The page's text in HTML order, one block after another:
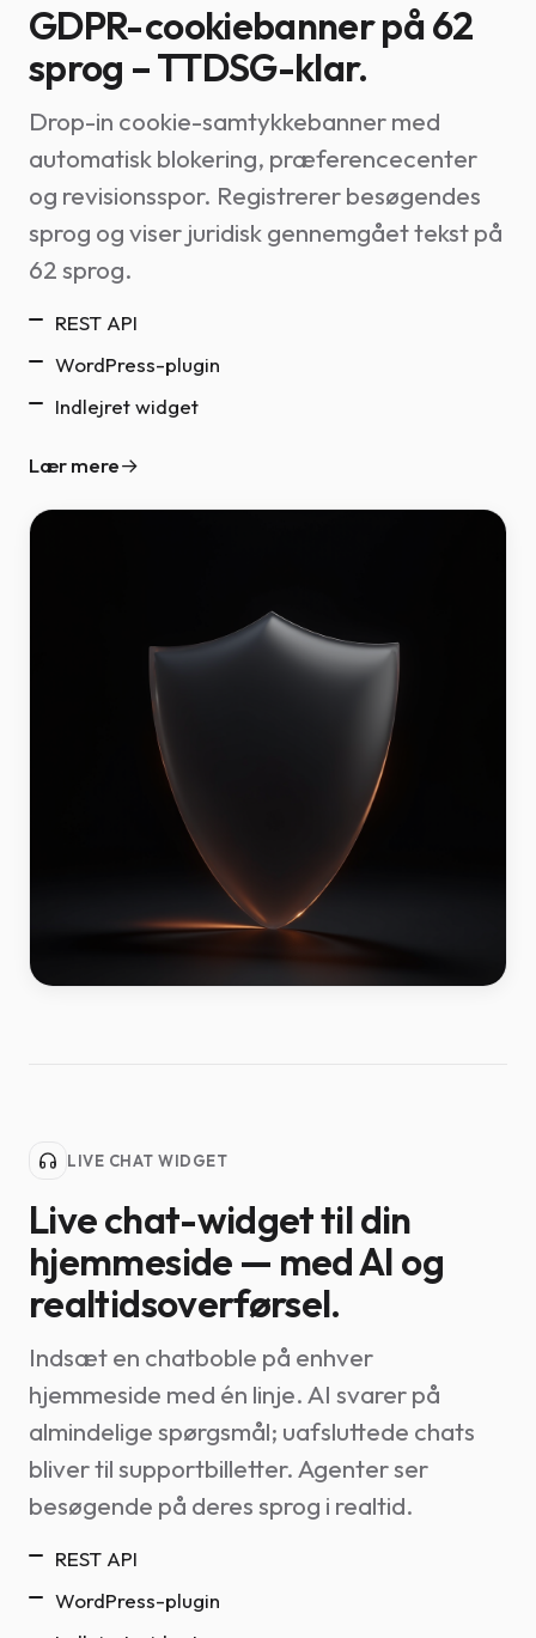
GDPR-cookiebanner på 62
sprog – TTDSG-klar.
Drop-in cookie-samtykkebanner med
automatisk blokering, præferencecenter
og revisionsspor. Registrerer besøgendes
sprog og viser juridisk gennemgået tekst på
62 sprog.
REST API
WordPress-plugin
Indlejret widget
Lær mere
LIVE CHAT WIDGET
Live chat-widget til din
hjemmeside — med AI og
realtidsoverførsel.
Indsæt en chatboble på enhver
hjemmeside med én linje. AI svarer på
almindelige spørgsmål; uafsluttede chats
bliver til supportbilletter. Agenter ser
besøgende på deres sprog i realtid.
REST API
WordPress-plugin